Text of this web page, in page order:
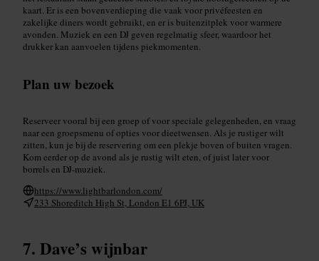
kaart. Er is een bovenverdieping die vaak voor privéfeesten en
zakelijke diners wordt gebruikt, en er is buitenzitplek voor warmere
avonden. Muziek en een DJ geven regelmatig sfeer, waardoor het
drukker kan aanvoelen tijdens piekmomenten.
Plan uw bezoek
Reserveer vooral bij een groep of voor speciale gelegenheden, en vraag
naar een groepsmenu of opties voor dieetwensen. Als je rustiger wilt
zitten, kun je bij de reservering om een plekje boven of buiten vragen.
Kom eerder op de avond als je rustig wilt eten, of juist later voor
borrels en DJ-muziek.
https://www.lightbarlondon.com/
233 Shoreditch High St, London E1 6PJ, UK
Dave’s wijnbar